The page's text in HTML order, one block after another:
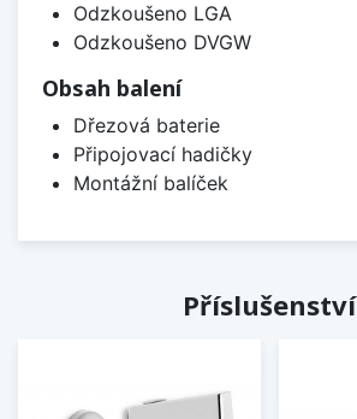
Odzkoušeno LGA
Odzkoušeno DVGW
Obsah balení
Dřezová baterie
Připojovací hadičky
Montážní balíček
Příslušenství